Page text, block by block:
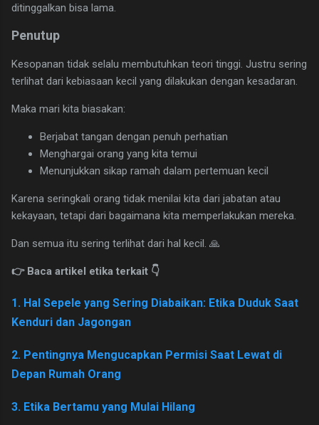
ditinggalkan bisa lama.
Penutup
Kesopanan tidak selalu membutuhkan teori tinggi. Justru sering
terlihat dari kebiasaan kecil yang dilakukan dengan kesadaran.
Maka mari kita biasakan:
Berjabat tangan dengan penuh perhatian
Menghargai orang yang kita temui
Menunjukkan sikap ramah dalam pertemuan kecil
Karena seringkali orang tidak menilai kita dari jabatan atau
kekayaan, tetapi dari bagaimana kita memperlakukan mereka.
Dan semua itu sering terlihat dari hal kecil. 🙏
👉 Baca artikel etika terkait 👇
1. Hal Sepele yang Sering Diabaikan: Etika Duduk Saat
Kenduri dan Jagongan
2. Pentingnya Mengucapkan Permisi Saat Lewat di
Depan Rumah Orang
3. Etika Bertamu yang Mulai Hilang